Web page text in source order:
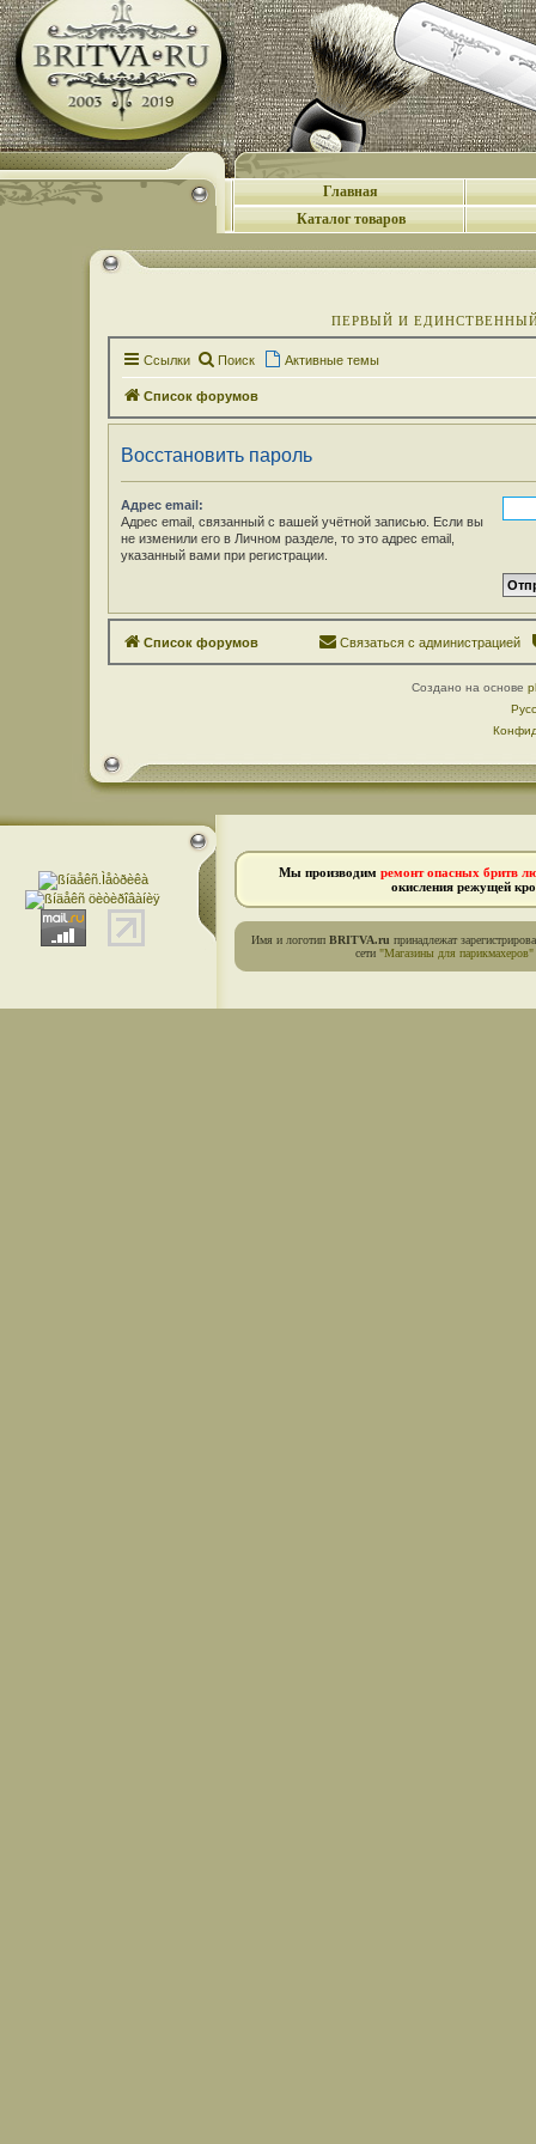
Главная
Каталог товаров
ПЕРВЫЙ И
Ссылки Поиск Активные темы
Список форумов
Восстановить пароль
Адрес email:
Адрес email, связанный с вашей учётной записью. Если вы
не изменили его в Личном разделе, то это адрес email,
указанный вами при регистрации.
Список форумов Связаться с администрацией
Создано на основе
Мы производим ремонт опасных бритв
окисления режущей
Имя и логотип BRITVA.ru принадлежат
сети "Магазины для парикмахеров"